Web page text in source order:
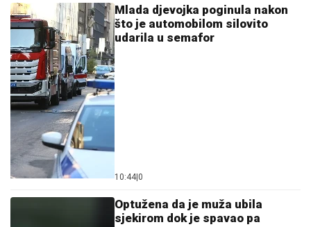
Mlada djevojka poginula nakon
što je automobilom silovito
udarila u semafor
10:44 0
Optužena da je muža ubila
sjekirom dok je spavao pa